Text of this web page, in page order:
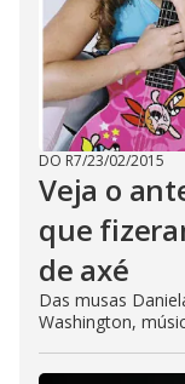
DO R7/23/02/2015
Veja o
que
de axé
Das musas
Washington,